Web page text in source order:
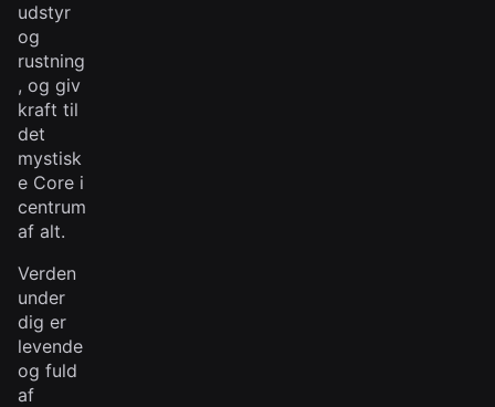
udstyr
og
rustning
, og giv
kraft til
det
mystisk
e Core i
centrum
af alt.
Verden
under
dig er
levende
og fuld
af